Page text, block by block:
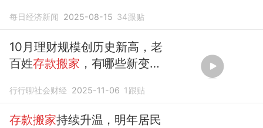
每日经济新闻 2025-08-15 34跟贴
10月理财规模创历史新高，老
百姓存款搬家 ，有哪些新变
行行聊社会财经 2025-11-06 1 跟贴
存款搬家持续升温，明年居民